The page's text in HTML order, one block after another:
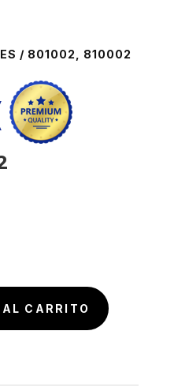
/ 801002, 810002
CARRITO